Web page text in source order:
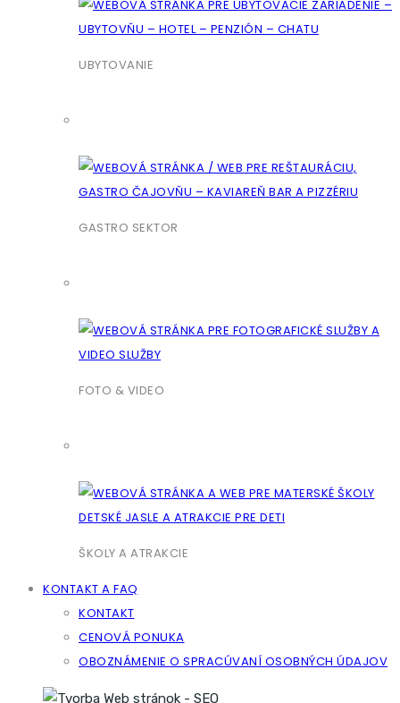
UBYTOVANIE
GASTRO SEKTOR
FOTO & VIDEO
ŠKOLY A ATRAKCIE
KONTAKT A FAQ
KONTAKT
CENOVÁ PONUKA
OBOZNÁMENIE O SPRACÚVANÍ OSOBNÝCH ÚDAJOV